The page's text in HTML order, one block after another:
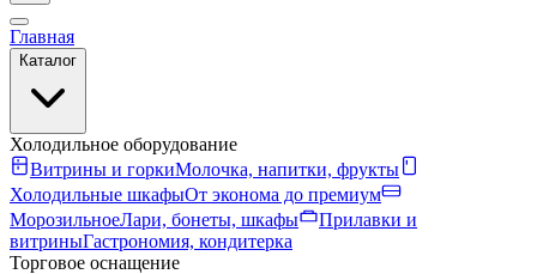
Главная
Каталог
Холодильное оборудование
Витрины и горкиМолочка, напитки, фрукты
Холодильные шкафыОт эконома до премиум
МорозильноеЛари, бонеты, шкафы
Прилавки и
витриныГастрономия, кондитерка
Торговое оснащение